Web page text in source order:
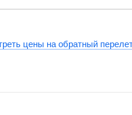
цены на обратный